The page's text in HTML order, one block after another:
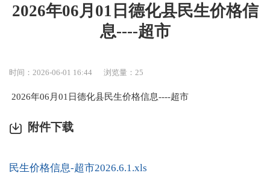
2026年06月01日德化县民生价格信
息----超市
时间：2026-06-01 16:44 浏览量：25
2026年06月01日德化县民生价格信息----超市
附件下载
民生价格信息-超市2026.6.1.xls